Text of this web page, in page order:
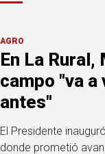
AGRO
En La
campo "va a
antes"
El Presidente
donde prometió